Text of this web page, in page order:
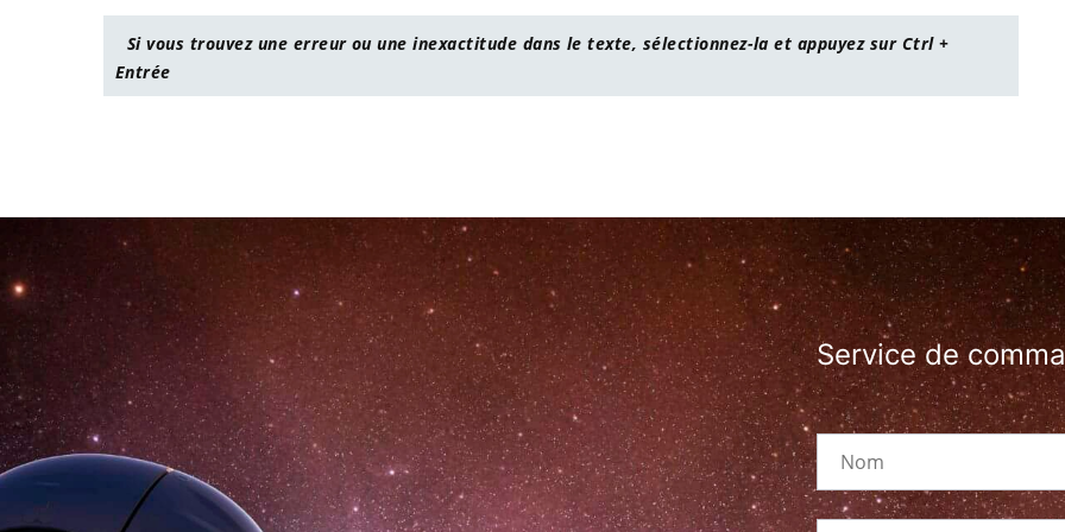
Si vous trouvez une erreur ou une inexactitude dans le texte, sélectionnez-la et appuyez sur Ctrl +
Entrée
Service de